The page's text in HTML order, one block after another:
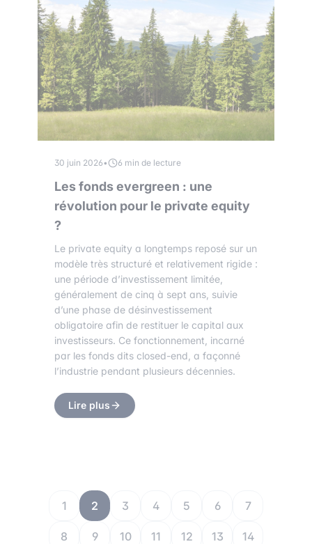
30 juin 2026• 6 min de lecture
Les fonds evergreen : une
révolution pour le private equity
?
Le private equity a longtemps reposé sur un
modèle très structuré et relativement rigide :
une période d’investissement limitée,
généralement de cinq à sept ans, suivie
d’une phase de désinvestissement
obligatoire afin de restituer le capital aux
investisseurs. Ce fonctionnement, incarné
par les fonds dits closed-end, a façonné
l’industrie pendant plusieurs décennies.
Lire plus
1 2 3 4 5 6 7
8 9 10 11 12 13 14